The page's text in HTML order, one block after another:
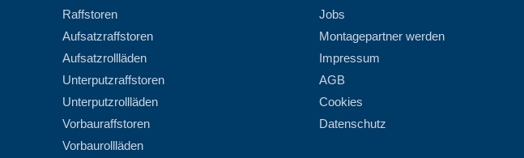
Raffstoren
Aufsatzraffstoren
Aufsatzrollläden
Unterputzraffstoren
Unterputzrollläden
Vorbauraffstoren
Vorbaurollläden
Jobs
Montagepartner werden
Impressum
AGB
Cookies
Datenschutz